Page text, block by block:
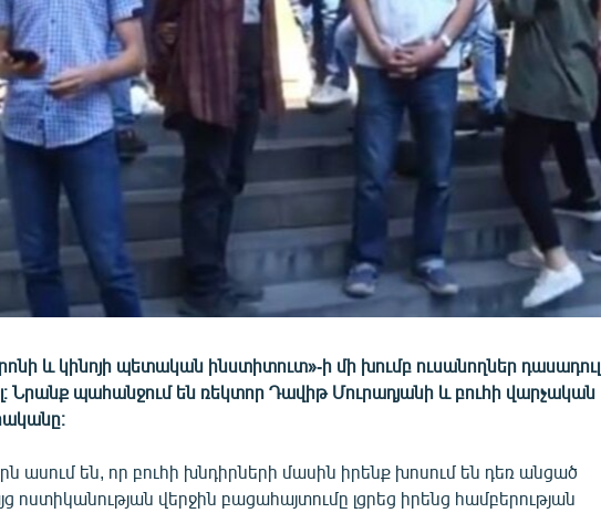
և կինոյի պետական ինստիտուտ»-ի մի խումբ ուսանողներ դասադուլ
Նրանք պահանջում են ռեկտոր Դավիթ Մուրադյանի և բուհի վարչական
ասում են, որ բուհի խնդիրների մասին իրենք խոսում են դեռ անցած
ոստիկանության վերջին բացահայտումը լցրեց իրենց համբերության